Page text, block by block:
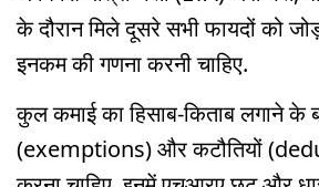
के दौरान मिले दूसरे सभी फायदों को
इनकम की गणना करनी चाहिए.
कुल कमाई का हिसाब-किताब लगाने के
(exemptions) और कटौतियों